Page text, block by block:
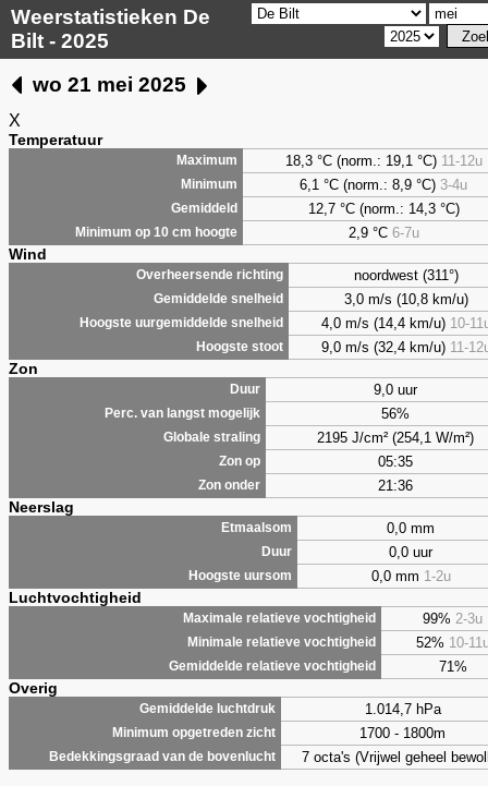
Weerstatistieken De
Bilt - 2025
wo 21 mei 2025
X
Temperatuur
Maximum 18,3 °C (norm.: 19,1 °C) 11-12u
Minimum 6,1 °C (norm.: 8,9 °C) 3-4u
Gemiddeld 12,7 °C (norm.: 14,3 °C)
Minimum op 10 cm hoogte 2,9°C 6-7u
Wind
Overheersende richting noordwest (311°)
Gemiddelde snelheid 3,0 m/s (10,8 km/u)
Hoogste uurgemiddelde snelheid 4,0 m/s (14,4 km/u) 10-
Hoogste stoot 9,0 m/s (32,4 km/u) 11-
Zon
Duur 9,0 uur
Perc. van langst mogelijk 56%
Globale straling 2195 J/cm² (254,1 W/m²)
Zon op 05:35
Zon onder 21:36
Neerslag
Etmaalsom 0,0 mm
Duur 0,0 uur
Hoogste uursom 0,0 mm 1-2u
Luchtvochtigheid
Maximale relatieve vochtigheid 99% 2-3u
Minimale relatieve vochtigheid 52% 10-
Gemiddelde relatieve vochtigheid 71%
Overig
Gemiddelde luchtdruk 1.014,7 hPa
Minimum opgetreden zicht 1700 - 1800m
Bedekkingsgraad van de bovenlucht 7 octa's (Vrijwel geheel